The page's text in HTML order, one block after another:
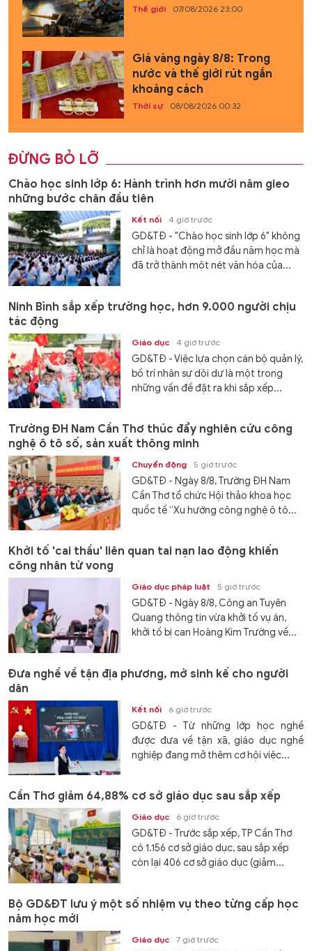
Thế giới 07/08/2026 23:00
Giá vàng ngày 8/8: Trong
nước và thế giới rút ngắn
khoảng cách
Thời sự 08/08/2026 00:32
ĐỪNG BỎ LỠ
Chào học sinh lớp 6: Hành trình hơn mười năm gieo
những bước chân đầu tiên
Kết nối 4 giờ trước
GD&TĐ - "Chào học sinh lớp 6" không
chỉ là hoạt động mở đầu năm học mà
đã trở thành một nét văn hóa của...
Ninh Bình sắp xếp trường học, hơn 9.000 người chịu
tác động
Giáo dục 4 giờ trước
GD&TĐ - Việc lựa chọn cán bộ quản lý,
bố trí nhân sự dôi dư là một trong
những vấn đề đặt ra khi sắp xếp...
Trường ĐH Nam Cần Thơ thúc đẩy nghiên cứu công
nghệ ô tô số, sản xuất thông minh
Chuyển động 5 giờ trước
GD&TĐ - Ngày 8/8, Trường ĐH Nam
Cần Thơ tổ chức Hội thảo khoa học
quốc tế “Xu hướng công nghệ ô tô...
Khởi tố 'cai thầu' liên quan tai nạn lao động khiến
công nhân tử vong
Giáo dục pháp luật 5 giờ trước
GD&TĐ - Ngày 8/8, Công an Tuyên
Quang thông tin vừa khởi tố vụ án,
khởi tố bị can Hoàng Kim Trường về...
Đưa nghề về tận địa phương, mở sinh kế cho người
dân
Kết nối 6 giờ trước
GD&TĐ - Từ những lớp học nghề
được đưa về tận xã, giáo dục nghề
nghiệp đang mở thêm cơ hội việc...
Cần Thơ giảm 64,88% cơ sở giáo dục sau sắp xếp
Giáo dục 6 giờ trước
GD&TĐ - Trước sắp xếp, TP Cần Thơ
có 1.156 cơ sở giáo dục, sau sắp xếp
còn lại 406 cơ sở giáo dục (giảm...
Bộ GD&ĐT lưu ý một số nhiệm vụ theo từng cấp học
năm học mới
Giáo dục 7 giờ trước